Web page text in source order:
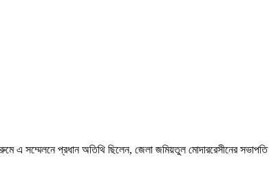
এ সম্মেলনে প্রধান অতিথি ছিলেন, জেলা জমিয়তুল মোদাররেসীনের সভাপতি